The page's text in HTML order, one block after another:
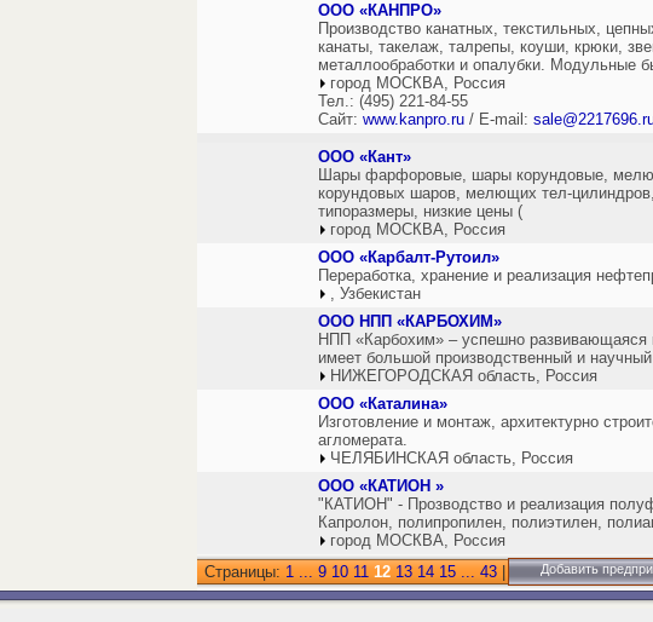
ООО «КАНПРО»
Производство канатных, текстильных,
канаты, такелаж, талрепы, коуши, крюки,
металлообработки и опалубки. Модульные
город МОСКВА, Россия
Тел.: (495) 221-84-55
Сайт: www.kanpro.ru / E-mail:
ООО «Кант»
Шары фарфоровые, шары корундовые,
корундовых шаров, мелющих тел-
типоразмеры, низкие цены (
город МОСКВА, Россия
ООО «Карбалт-Рутоил»
Переработка, хранение и реализация
, Узбекистан
ООО НПП «КАРБОХИМ»
НПП «Карбохим» – успешно развивающаяся
имеет большой производственный и
НИЖЕГОРОДСКАЯ область, Россия
ООО «Каталина»
Изготовление и монтаж, архитектурно
агломерата.
ЧЕЛЯБИНСКАЯ область, Россия
ООО «КАТИОН »
"КАТИОН" - Прозводство и реализация
Капролон, полипропилен, полиэтилен,
город МОСКВА, Россия
Страницы: 1 ... 9 10 11 12 13 14 15 ... 43 Добавить